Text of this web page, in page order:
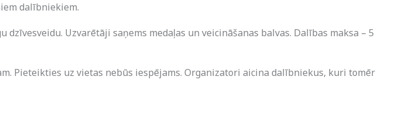
dalībniekiem.
Uzvarētāji saņems medaļas un veicināšanas balvas. Dalības maksa – 5
Pieteikties uz vietas nebūs iespējams. Organizatori aicina dalībniekus, kuri tomēr